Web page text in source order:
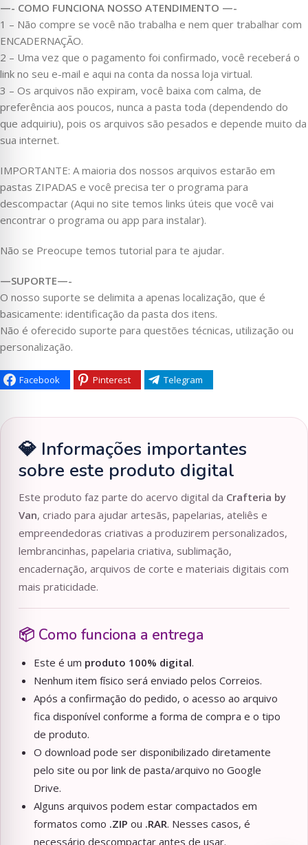
—- COMO FUNCIONA NOSSO ATENDIMENTO —-
1 – Não compre se você não trabalha e nem quer trabalhar com
ENCADERNAÇÃO.
2 – Uma vez que o pagamento foi confirmado, você receberá o
link no seu e-mail e aqui na conta da nossa loja virtual.
3 – Os arquivos não expiram, você baixa com calma, de
preferência aos poucos, nunca a pasta toda (dependendo do
que adquiriu), pois os arquivos são pesados e depende muito da
sua internet.
IMPORTANTE: A maioria dos nossos arquivos estarão em
pastas ZIPADAS e você precisa ter o programa para
descompactar (Aqui no site temos links úteis que você vai
encontrar o programa ou app para instalar).
Não se Preocupe temos tutorial para te ajudar.
—SUPORTE—-
O nosso suporte se delimita a apenas localização, que é
basicamente: identificação da pasta dos itens.
Não é oferecido suporte para questões técnicas, utilização ou
personalização.
Facebook Pinterest Telegram
💎 Informações importantes
sobre este produto digital
Este produto faz parte do acervo digital da Crafteria by
Van, criado para ajudar artesãs, papelarias, ateliês e
empreendedoras criativas a produzirem personalizados,
lembrancinhas, papelaria criativa, sublimação,
encadernação, arquivos de corte e materiais digitais com
mais praticidade.
📦 Como funciona a entrega
Este é um produto 100% digital.
Nenhum item físico será enviado pelos Correios.
Após a confirmação do pedido, o acesso ao arquivo
fica disponível conforme a forma de compra e o tipo
de produto.
O download pode ser disponibilizado diretamente
pelo site ou por link de pasta/arquivo no Google
Drive.
Alguns arquivos podem estar compactados em
formatos como .ZIP ou .RAR. Nesses casos, é
necessário descompactar antes de usar.